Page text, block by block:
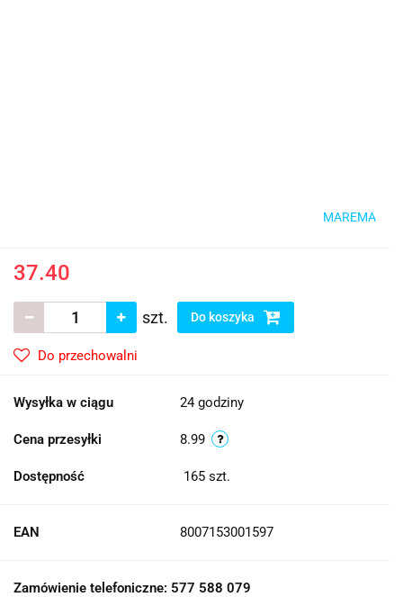
MAREMA
37.40
szt. Do koszyka
Do przechowalni
Wysyłka w ciągu 24 godziny
Cena przesyłki 8.99
Dostępność 165 szt.
EAN 8007153001597
Zamówienie telefoniczne: 577 588 079